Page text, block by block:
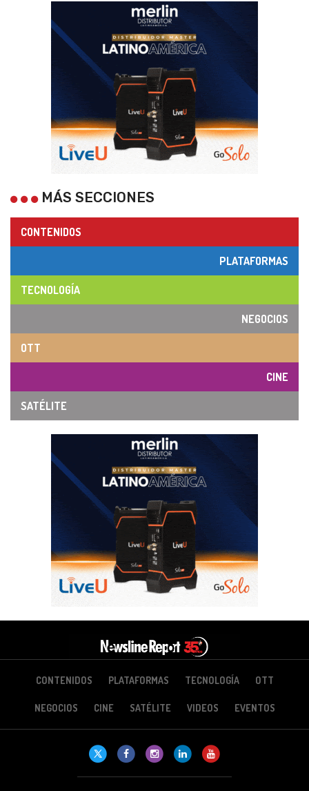
MÁS SECCIONES
CONTENIDOS
PLATAFORMAS
TECNOLOGÍA
NEGOCIOS
OTT
CINE
SATÉLITE
CONTENIDOS PLATAFORMAS TECNOLOGÍA OTT
NEGOCIOS CINE SATÉLITE VIDEOS EVENTOS